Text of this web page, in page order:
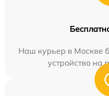
Наш курьер в Москве
устройство на